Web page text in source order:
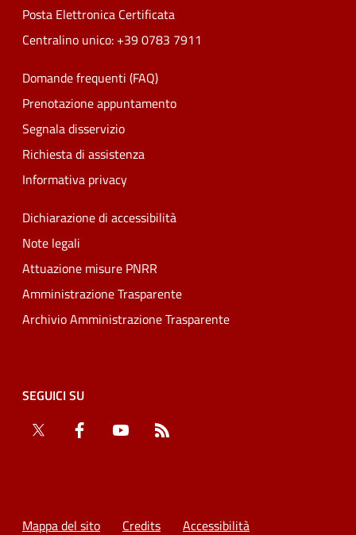
Posta Elettronica Certificata
Centralino unico: +39 0783 7911
Domande frequenti (FAQ)
Prenotazione appuntamento
Segnala disservizio
Richiesta di assistenza
Informativa privacy
Dichiarazione di accessibilità
Note legali
Attuazione misure PNRR
Amministrazione Trasparente
Archivio Amministrazione Trasparente
SEGUICI SU
Twitter
Facebook YouTube
Mappa del sito Credits Accessibilità